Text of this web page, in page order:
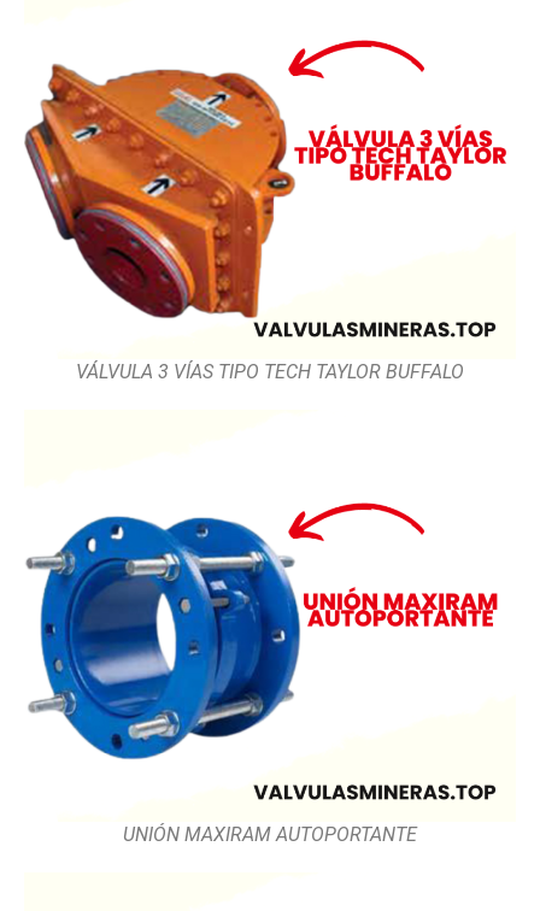
VÁLVULA 3 VÍAS TIPO TECH TAYLOR BUFFALO
UNIÓN MAXIRAM AUTOPORTANTE